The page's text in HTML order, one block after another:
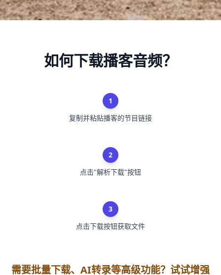
如何下载播客音频？
1
复制并粘贴播客的节目链接
2
点击"解析下载"按钮
3
点击下载按钮获取文件
需要批量下载、AI转录等高级功能？试试增强